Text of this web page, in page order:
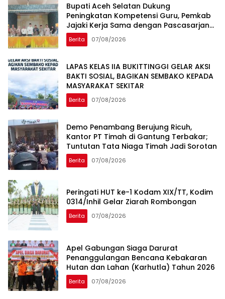
Bupati Aceh Selatan Dukung
Peningkatan Kompetensi Guru, Pemkab
Jajaki Kerja Sama dengan Pascasarjana
USK
Berita 07/08/2026
LAPAS KELAS IIA BUKITTINGGI GELAR AKSI
BAKTI SOSIAL, BAGIKAN SEMBAKO KEPADA
MASYARAKAT SEKITAR
Berita 07/08/2026
Demo Penambang Berujung Ricuh,
Kantor PT Timah di Gantung Terbakar;
Tuntutan Tata Niaga Timah Jadi Sorotan
Berita 07/08/2026
Peringati HUT ke-1 Kodam XIX/TT, Kodim
0314/Inhil Gelar Ziarah Rombongan
Berita 07/08/2026
Apel Gabungan Siaga Darurat
Penanggulangan Bencana Kebakaran
Hutan dan Lahan (Karhutla) Tahun 2026
Berita 07/08/2026